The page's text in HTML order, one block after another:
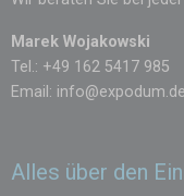
Marek Wojakowski
Tel.: +49 162 5417 985
Email: info@expodum.de
Alles über den